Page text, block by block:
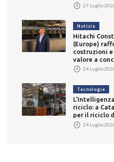
27 Luglio
Notizie
Hitachi
(Europe)
costruzioni
valore a
24 Luglio
Tecnologie
riciclo: a
per il riciclo
24 Luglio